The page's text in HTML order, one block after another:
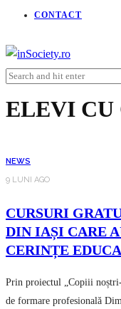
CONTACT
ELEVI CU
NEWS
9 LUNI AGO
CURSURI
DIN IAȘI CARE
CERINȚE
Prin proiectul „Copiii
de formare profesională